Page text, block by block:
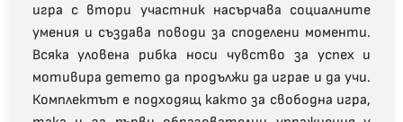
игра с втори участник насърчава социалните
умения и създава поводи за споделени моменти.
Всяка уловена рибка носи чувство за успех и
мотивира детето да продължи да играе и да учи.
Комплектът е подходящ както за свободна игра,